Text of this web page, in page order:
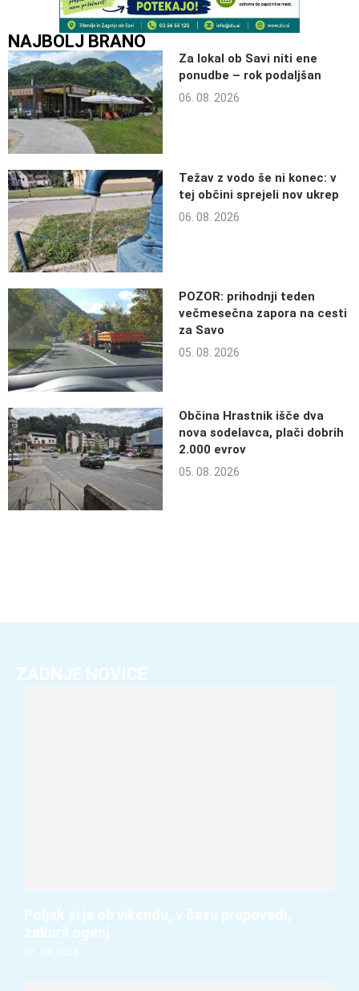
NAJBOLJ BRANO
Za lokal ob Savi niti ene
ponudbe – rok podaljšan
06. 08. 2026
Težav z vodo še ni konec: v
tej občini sprejeli nov ukrep
06. 08. 2026
POZOR: prihodnji teden
večmesečna zapora na cesti
za Savo
05. 08. 2026
Občina Hrastnik išče dva
nova sodelavca, plači dobrih
2.000 evrov
05. 08. 2026
ZADNJE NOVICE
Poljak si je ob vikendu, v času prepovedi,
zakuril ogenj
07. 08. 2026